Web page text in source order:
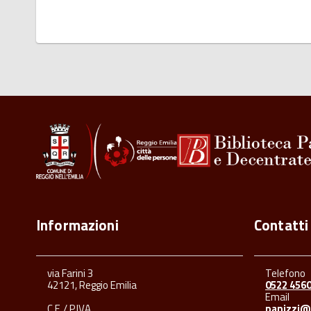
Informazioni
via Farini 3
42121, Reggio Emilia
Contatti
Telefono
0522
Email